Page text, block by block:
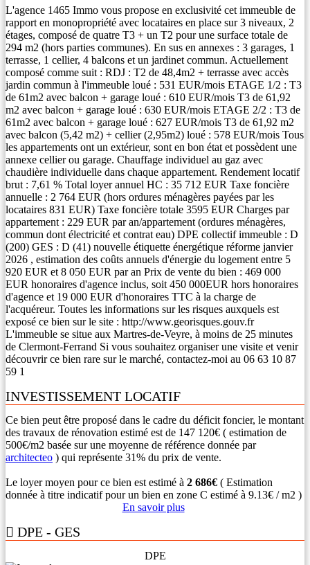
L'agence 1465 Immo vous propose en exclusivité cet immeuble de
rapport en monopropriété avec locataires en place sur 3 niveaux, 2
étages, composé de quatre T3 + un T2 pour une surface totale de
294 m2 (hors parties communes). En sus en annexes : 3 garages, 1
terrasse, 1 cellier, 4 balcons et un jardinet commun. Actuellement
composé comme suit : RDJ : T2 de 48,4m2 + terrasse avec accès
jardin commun à l'immeuble loué : 531 EUR/mois ETAGE 1/2 : T3
de 61m2 avec balcon + garage loué : 610 EUR/mois T3 de 61,92
m2 avec balcon + garage loué : 630 EUR/mois ETAGE 2/2 : T3 de
61m2 avec balcon + garage loué : 627 EUR/mois T3 de 61,92 m2
avec balcon (5,42 m2) + cellier (2,95m2) loué : 578 EUR/mois Tous
les appartements ont un extérieur, sont en bon état et possèdent une
annexe cellier ou garage. Chauffage individuel au gaz avec
chaudière individuelle dans chaque appartement. Rendement locatif
brut : 7,61 % Total loyer annuel HC : 35 712 EUR Taxe foncière
annuelle : 2 764 EUR (hors ordures ménagères payées par les
locataires 831 EUR) Taxe foncière totale 3595 EUR Charges par
appartement : 229 EUR par an/appartement (ordures ménagères,
commun dont électricité et contrat eau) DPE collectif immeuble : D
(200) GES : D (41) nouvelle étiquette énergétique réforme janvier
2026 , estimation des coûts annuels d'énergie du logement entre 5
920 EUR et 8 050 EUR par an Prix de vente du bien : 469 000
EUR honoraires d'agence inclus, soit 450 000EUR hors honoraires
d'agence et 19 000 EUR d'honoraires TTC à la charge de
l'acquéreur. Toutes les informations sur les risques auxquels est
exposé ce bien sur le site : http://www.georisques.gouv.fr
L'immeuble se situe aux Martres-de-Veyre, à moins de 25 minutes
de Clermont-Ferrand Si vous souhaitez organiser une visite et venir
découvrir ce bien rare sur le marché, contactez-moi au 06 63 10 87
59 1
INVESTISSEMENT LOCATIF
Ce bien peut être proposé dans le cadre du déficit foncier, le montant
des travaux de rénovation estimé est de 147 120€ ( estimation de
500€/m2 basée sur une moyenne de référence donnée par
architecteo ) qui représente 31% du prix de vente.
Le loyer moyen pour ce bien est estimé à 2 686€ ( Estimation
donnée à titre indicatif pour un bien en zone C estimé à 9.13€ / m2 )
En savoir plus
DPE - GES
DPE